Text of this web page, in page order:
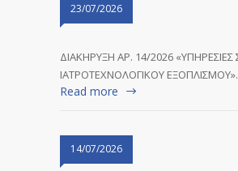
23/07/2026
ΔΙΑΚΗΡΥΞΗ ΑΡ. 14/2026
ΙΑΤΡΟΤΕΧΝΟΛΟΓΙΚΟΥ ΕΞΟΠΛΙΣΜΟΥ».
Read more
14/07/2026